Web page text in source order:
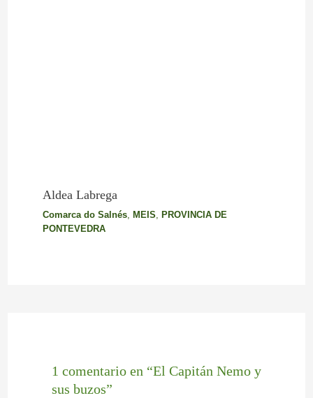
Aldea Labrega
Comarca do Salnés, MEIS, PROVINCIA DE
PONTEVEDRA
1 comentario en “El Capitán Nemo y
sus buzos”